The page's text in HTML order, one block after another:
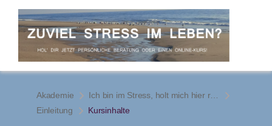
Akademie
Ich bin im Stress, holt mich hier raus! 4 1/2 Maßnahmen gegen den Stress des Alltagsdschungels
Einleitung
Kursinhalte